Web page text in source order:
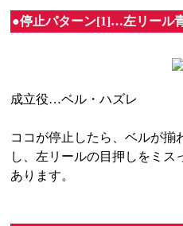
●停止パターン[1]…左リール
成立役…ベル・ハズレ
ココが停止したら、ベルが揃
し、左リールの目押しをミ
あります。